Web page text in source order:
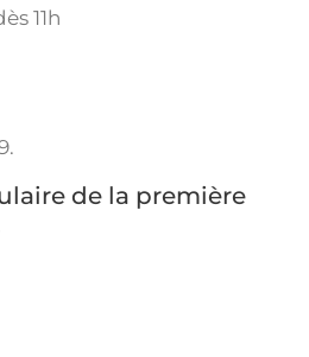
11h
.
de la première